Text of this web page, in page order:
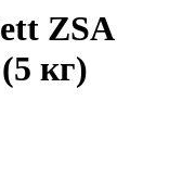
ZSA
кг)